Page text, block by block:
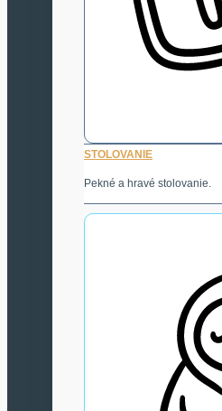
STOLOVANIE
Pekné a hravé stolovanie.